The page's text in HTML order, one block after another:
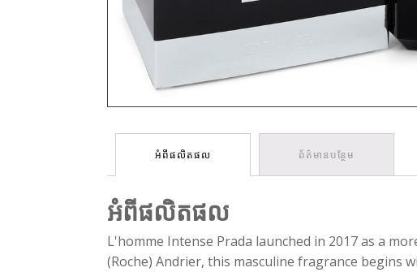
អំពីផលិតផល ព័ត៌មានបន្ថែម
អំពីផលិតផល
L'homme Intense Prada launched in 2017 as a
(Roche) Andrier, this masculine fragrance begins